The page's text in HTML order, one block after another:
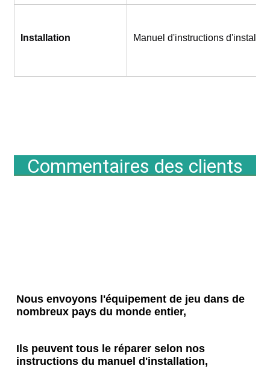
Installation Manuel d'instructions
Commentaires des clients
Nous envoyons l'équipement de jeu dans de
nombreux pays du monde entier,
Ils peuvent tous le réparer selon nos
instructions du manuel d'installation,